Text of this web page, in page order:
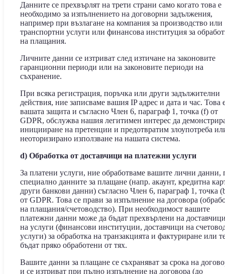
Данните се прехвърлят на трети страни само когато това е
необходимо за изпълнението на договорни задължения,
например при възлагане на компания за производство или
транспортни услуги или финансова институция за
на плащания.
Личните данни се изтриват след изтичане на законовите
гаранционни периоди или на законовите периоди на
съхранение.
При всяка регистрация, поръчка или други задължителни
действия, ние записваме вашия IP адрес и дата и час. Това
вашата защита и съгласно Член 6, параграф 1, точка (f) от
GDPR, обслужва нашия легитимен интерес да
иницииране на претенции и предотвратим злоупотреба
неоторизирано използване на нашата система.
d) Обработка от доставчици на платежни услуги
За платени услуги, ние обработваме вашите лични данни,
специално данните за плащане (напр. акаунт, кредитна
други банкови данни) съгласно Член 6, параграф 1, точка
от GDPR. Това се прави за изпълнение на договора
на плащания/счетоводство). При необходимост вашите
платежни данни може да бъдат прехвърлени на
на услуги (финансови институции, доставчици на
услуги) за обработка на транзакцията и фактуриране или
бъдат пряко обработени от тях.
Вашите данни за плащане се съхраняват за срока на
и се изтриват при пълно изпълнение на договора (до